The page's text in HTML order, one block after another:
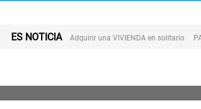
ES NOTICIA Adquirir una VIVIENDA en solitario